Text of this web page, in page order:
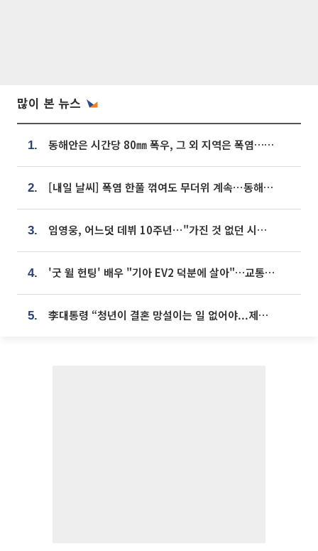
많이 본 뉴스
1. 동해안은 시간당 80㎜ 폭우, 그 외 지역은 폭염…‘극과 극 날씨’
2. [내일 날씨] 폭염 한풀 꺾여도 무더위 계속⋯동해안 이틀 연속 비
3. 임영웅, 어느덧 데뷔 10주년⋯"가진 것 없던 시절, 내 앞엔 20명의 팬뿐"
4. '굿 윌 헌팅' 배우 "기아 EV2 덕분에 살아"…교통사고 후 안전성 극찬
5. 李대통령 “청년이 결혼 망설이는 일 없어야...제도상 불이익 조사”